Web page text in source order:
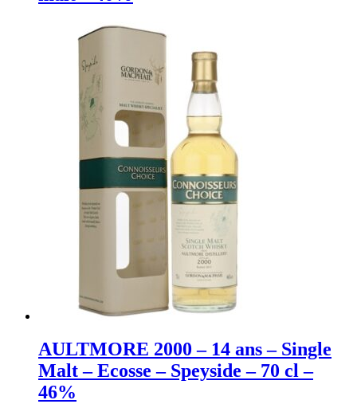
AULTMORE 2000 – 14 ans – Single
Malt – Ecosse – Speyside – 70 cl –
46%